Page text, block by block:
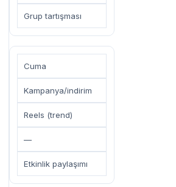
Grup tartışması
Cuma
Kampanya/indirim
Reels (trend)
—
Etkinlik paylaşımı